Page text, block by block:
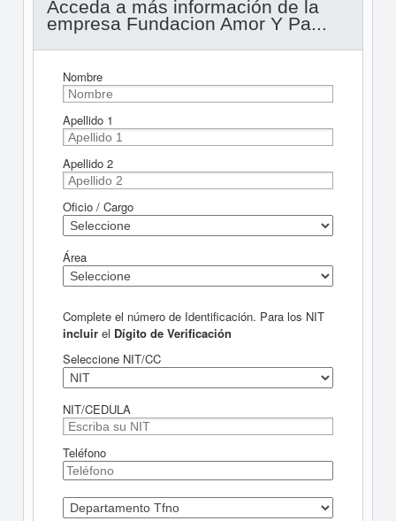
Acceda a más información de la
empresa Fundacion Amor Y Pa...
Nombre
Apellido 1
Apellido 2
Oficio / Cargo
Área
Complete el número de Identificación. Para los NIT
incluirel Dígito de Verificación
Seleccione NIT/CC
NIT/CEDULA
Teléfono